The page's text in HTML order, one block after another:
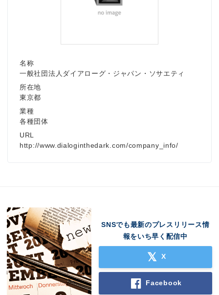
名称
一般社団法人ダイアローグ・ジャパン・ソサエティ
所在地
東京都
業種
各種団体
URL
http://www.dialoginthedark.com/company_info/
SNSでも最新のプレスリリース情
報をいち早く配信中
X
Facebook
Japanese